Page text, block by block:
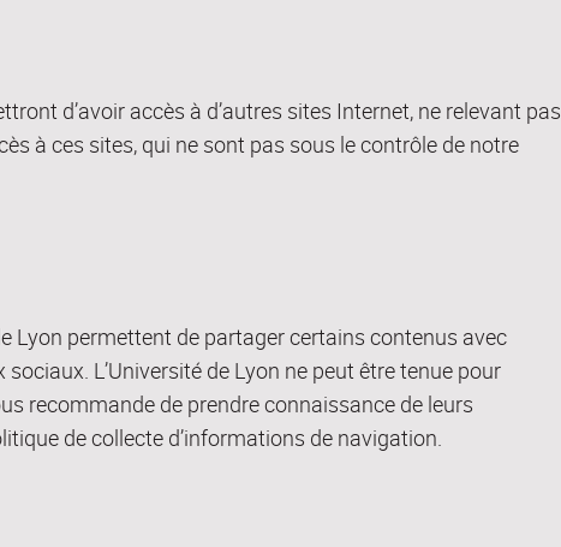
d’avoir accès à d’autres sites Internet, ne relevant pas
à ces sites, qui ne sont pas sous le contrôle de notre
Lyon permettent de partager certains contenus avec
L’Université de Lyon ne peut être tenue pour
recommande de prendre connaissance de leurs
de collecte d’informations de navigation.